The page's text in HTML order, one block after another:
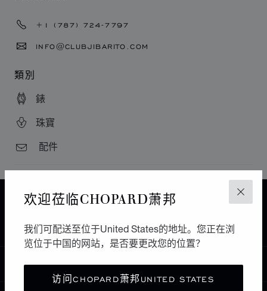
关闭
欢迎莅临CHOPARD萧邦
我们可配送至位于United States的地址。您正在浏
览位于中国的网站，是否要更改您的位置？
访问CHOPARD萧邦UNITED STATES
+1 (787) 724-7797
INFO@CLUBJIBARITO.COM
類別
錶
珠寶
配件
主页 查找精品店 所有店铺 北美
中国
本地化（更改国家/地区）
更改国家/地区